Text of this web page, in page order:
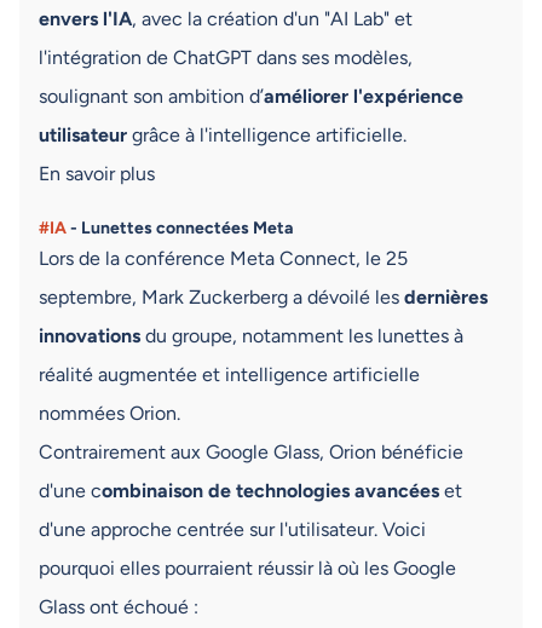
envers l'IA, avec la création d'un "AI Lab" et
l'intégration de ChatGPT dans ses modèles,
soulignant son ambition d’améliorer l'expérience
utilisateur grâce à l'intelligence artificielle.
En savoir plus
#IA- Lunettes connectées Meta
Lors de la conférence Meta Connect, le 25
septembre, Mark Zuckerberg a dévoilé les dernières
innovations du groupe, notamment les lunettes à
réalité augmentée et intelligence artificielle
nommées Orion.
Contrairement aux Google Glass, Orion bénéficie
d'une combinaison de technologies avancées et
d'une approche centrée sur l'utilisateur. Voici
pourquoi elles pourraient réussir là où les Google
Glass ont échoué :